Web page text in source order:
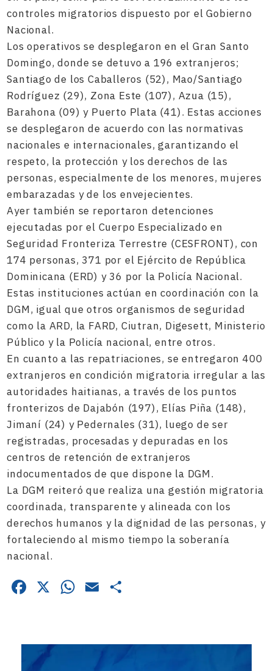
controles migratorios dispuesto por el Gobierno
Nacional.
Los operativos se desplegaron en el Gran Santo
Domingo, donde se detuvo a 196 extranjeros;
Santiago de los Caballeros (52), Mao/Santiago
Rodríguez (29), Zona Este (107), Azua (15),
Barahona (09) y Puerto Plata (41). Estas acciones
se desplegaron de acuerdo con las normativas
nacionales e internacionales, garantizando el
respeto, la protección y los derechos de las
personas, especialmente de los menores, mujeres
embarazadas y de los envejecientes.
Ayer también se reportaron detenciones
ejecutadas por el Cuerpo Especializado en
Seguridad Fronteriza Terrestre (CESFRONT), con
174 personas, 371 por el Ejército de República
Dominicana (ERD) y 36 por la Policía Nacional.
Estas instituciones actúan en coordinación con la
DGM, igual que otros organismos de seguridad
como la ARD, la FARD, Ciutran, Digesett, Ministerio
Público y la Policía nacional, entre otros.
En cuanto a las repatriaciones, se entregaron 400
extranjeros en condición migratoria irregular a las
autoridades haitianas, a través de los puntos
fronterizos de Dajabón (197), Elías Piña (148),
Jimaní (24) y Pedernales (31), luego de ser
registradas, procesadas y depuradas en los
centros de retención de extranjeros
indocumentados de que dispone la DGM.
La DGM reiteró que realiza una gestión migratoria
coordinada, transparente y alineada con los
derechos humanos y la dignidad de las personas, y
fortaleciendo al mismo tiempo la soberanía
nacional.
Facebook
X WhatsApp
Email